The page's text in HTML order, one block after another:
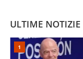
ULTIME NOTIZIE